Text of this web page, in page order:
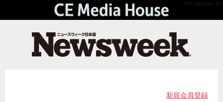
API Version 2.0
新規会員登録